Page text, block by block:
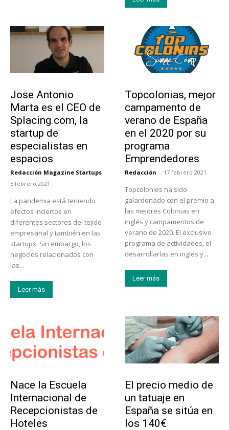
Jose Antonio
Marta es el CEO de
Splacing.com, la
startup de
especialistas en
espacios
Redacción Magazine Startups
-
5 febrero 2021
La pandemia está teniendo
efectos inciertos en
diferentes sectores del tejido
empresarial y también en las
startups. Sin embargo, los
negocios relacionados con
las...
Leer más
Topcolonias, mejor
campamento de
verano de España
en el 2020 por su
programa
Emprendedores
Redacción - 17 febrero 2021
Topcolonies ha sido
galardonado con el premio a
las mejores Colonias en
inglés y campamentos de
verano de 2020. El exclusivo
programa de actividades, el
desarrollarlas en inglés y...
Leer más
Nace la Escuela
Internacional de
Recepcionistas de
Hoteles
El precio medio de
un tatuaje en
España se sitúa en
los 140€